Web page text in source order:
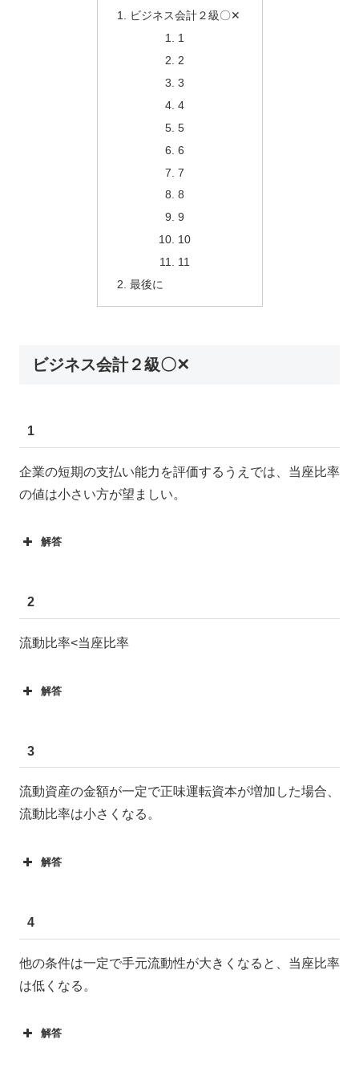
ビジネス会計２級〇✕
1
2
3
4
5
6
7
8
9
10
11
最後に
ビジネス会計２級〇✕
1
企業の短期の支払い能力を評価するうえでは、当座比率
の値は小さい方が望ましい。
解答
2
流動比率<当座比率
解答
3
流動資産の金額が一定で正味運転資本が増加した場合、
流動比率は小さくなる。
解答
4
他の条件は一定で手元流動性が大きくなると、当座比率
は低くなる。
解答